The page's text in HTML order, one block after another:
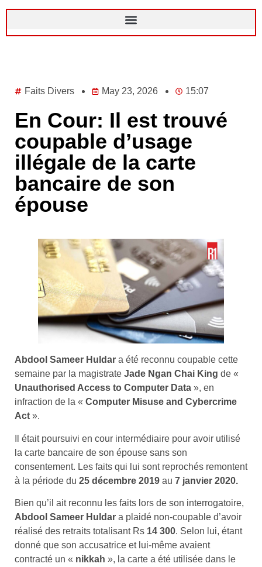
Faits Divers May 23, 2026 15:07
En Cour: Il est trouvé
coupable d’usage
illégale de la carte
bancaire de son
épouse
Abdool Sameer Huldar a été reconnu coupable cette
semaine par la magistrate Jade Ngan Chai King de «
Unauthorised Access to Computer Data », en
infraction de la « Computer Misuse and Cybercrime
Act ».
Il était poursuivi en cour intermédiaire pour avoir utilisé
la carte bancaire de son épouse sans son
consentement. Les faits qui lui sont reprochés remontent
à la période du 25 décembre 2019 au 7 janvier 2020.
Bien qu’il ait reconnu les faits lors de son interrogatoire,
Abdool Sameer Huldar a plaidé non-coupable d’avoir
réalisé des retraits totalisant Rs 14 300. Selon lui, étant
donné que son accusatrice et lui-même avaient
contracté un « nikkah », la carte a été utilisée dans le